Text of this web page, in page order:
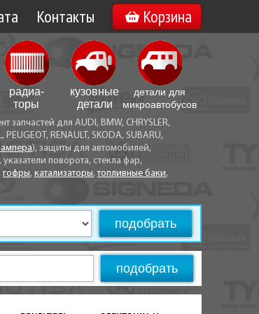
Контакты
Вакансии
Корзина
радиа­
торы
кузовные
детали
детали для
микро­автобусов
для AUDI, BMW, CHRYSLER,
RENAULT, SKODA, SUBARU,
), защиты для автомобилей,
поворота, стекла фар,
гофры, катализаторы,топливные баки,